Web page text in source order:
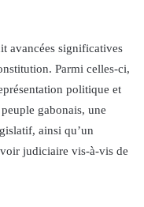
avancées significatives
Parmi celles-ci,
politique et
gabonais, une
ainsi qu’un
judiciaire vis-à-vis de